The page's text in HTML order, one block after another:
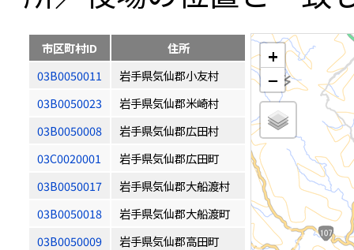
市区町村ID
住所
03B0050011
岩手県気仙郡小友村
03B0050023
岩手県気仙郡米崎村
03B0050008
岩手県気仙郡広田村
03C0020001
岩手県気仙郡広田町
03B0050017
岩手県気仙郡大船渡村
03B0050018
岩手県気仙郡大船渡町
03B0050009
岩手県気仙郡高田町
+
−